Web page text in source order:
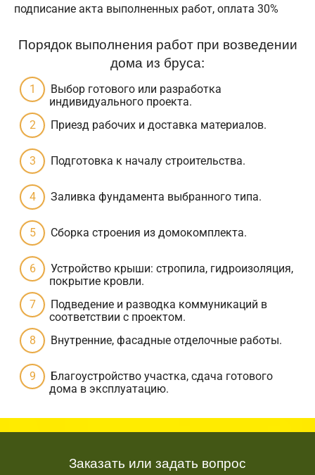
подписание акта выполненных работ, оплата 30%
Порядок выполнения работ при возведении
дома из бруса:
Выбор готового или разработка
индивидуального проекта.
Приезд рабочих и доставка материалов.
Подготовка к началу строительства.
Заливка фундамента выбранного типа.
Сборка строения из домокомплекта.
Устройство крыши: стропила, гидроизоляция,
покрытие кровли.
Подведение и разводка коммуникаций в
соответствии с проектом.
Внутренние, фасадные отделочные работы.
Благоустройство участка, сдача готового
дома в эксплуатацию.
Заказать или задать вопрос